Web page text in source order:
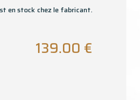
en stock chez le fabricant.
139.00 €